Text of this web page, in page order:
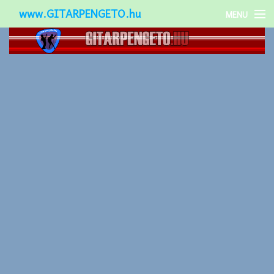
www.GITARPENGETO.hu MENU
Népszerű-